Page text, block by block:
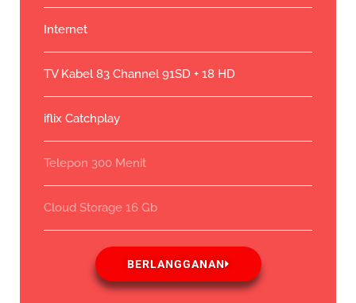
Internet
TV Kabel 83 Channel 91SD + 18 HD
iflix Catchplay
Telepon 300 Menit
Cloud Storage 16 Gb
BERLANGGANAN